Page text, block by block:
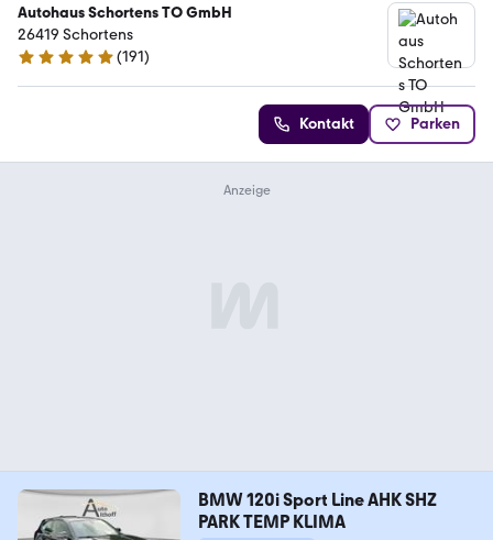
Autohaus Schortens TO GmbH
26419 Schortens
5 Sterne
(191)
Kontakt Parken
BMW 120i Sport Line AHK SHZ
PARK TEMP KLIMA